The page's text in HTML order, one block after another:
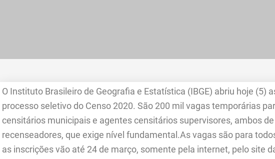
O Instituto Brasileiro de Geografia e Estatística (IBGE) abriu hoje (5)
processo seletivo do Censo 2020. São 200 mil vagas temporárias
censitários municipais e agentes censitários supervisores, ambos
recenseadores, que exige nível fundamental.As vagas são para
as inscrições vão até 24 de março, somente pela internet, pelo site